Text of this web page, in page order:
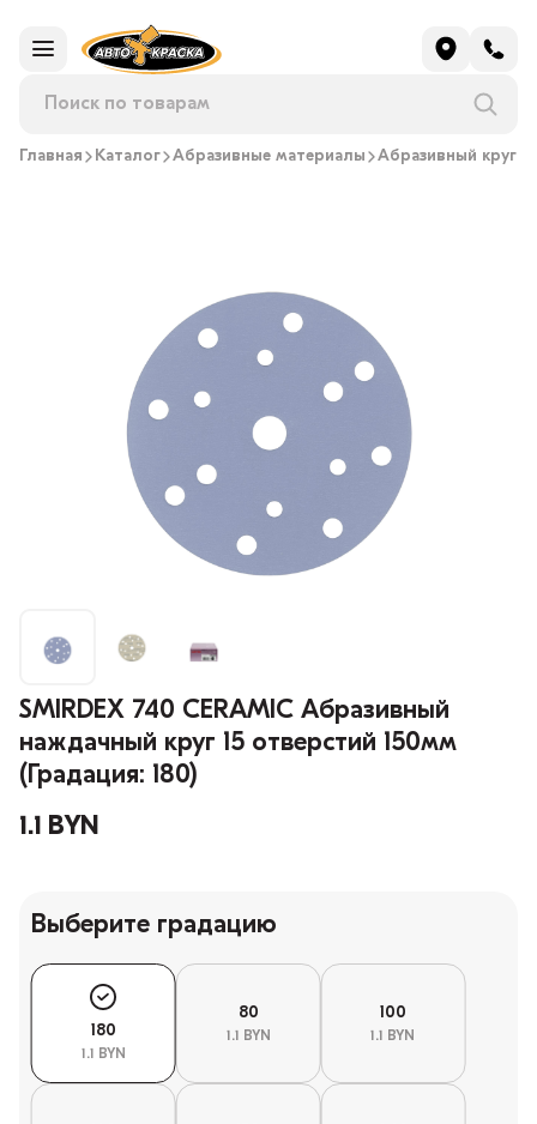
Главная Каталог Абразивные материалы Абразивный круг
SMIRDEX 740 CERAMIC Абразивный
наждачный круг 15 отверстий 150мм
(Градация: 180)
1.1 BYN
Выберите градацию
180
1.1 BYN
80
1.1 BYN
100
1.1 BYN